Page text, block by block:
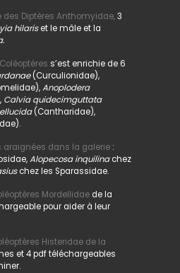
des Diptères Anthomyidae,3
hilariset le mâle et la
s’est enrichie de 6
(Curculionidae),
Anoplodera
Calvia quidecimguttata
(Cantharidae),
araignées dans la galerie:
Alopecosa inquilinachez
chez les Sparassidae.
Mordellidaede la
pour aider à leur
Histeridae de la
et 4 pdf téléchargeables